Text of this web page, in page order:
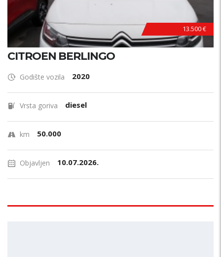
13.500 €
CITROEN BERLINGO
Godište vozila 2020
Vrsta goriva diesel
km 50.000
Objavljen 10.07.2026.